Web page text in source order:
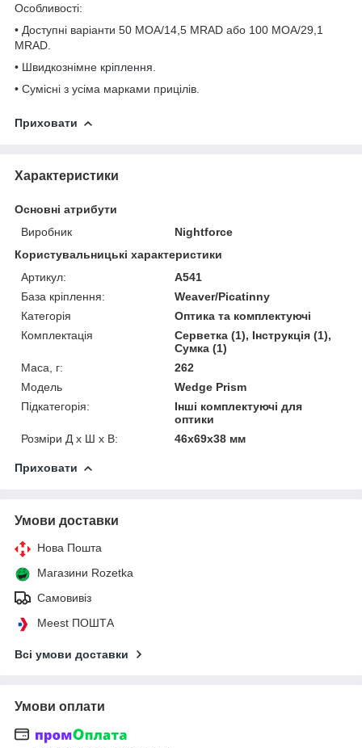
Особливості:
• Доступні варіанти 50 MOA/14,5 MRAD або 100 MOA/29,1
MRAD.
• Швидкознімне кріплення
• Сумісні з усіма марками прицілів.
Приховати
Характеристики
Основні атрибути
Виробник
Nightforce
Користувальницькі характеристики
Артикул:
A541
База кріплення:
Weaver/Picatinny
Категорія
Оптика та комплектуючі
Комплектація
Серветка (1), Інструкція (1),
Сумка (1)
Маса, г:
262
Мoдель
Wedge Prism
Підкатегорія:
Інші комплектуючі для
оптики
Розміри Д х Ш х В:
46х69х38 мм
Приховати
Умови доставки
Нова Пошта
Магазини Rozetka
Самовивіз
Meest ПОШТА
Всі умови доставки
Умови оплати